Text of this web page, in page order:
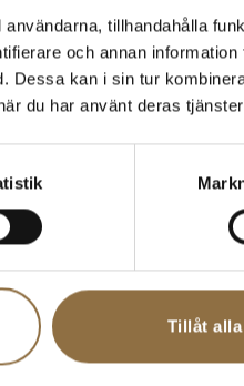
tillhandahålla
och annan information
Dessa kan i sin tur
du har använt deras
Tillåt alla
av dessa?